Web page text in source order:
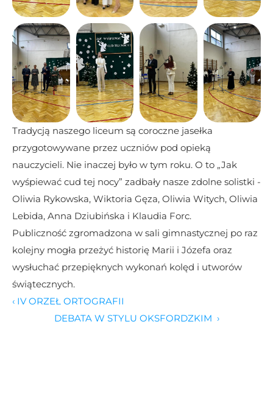
Tradycją naszego liceum są coroczne jasełka
przygotowywane przez uczniów pod opieką
nauczycieli. Nie inaczej było w tym roku. O to „Jak
wyśpiewać cud tej nocy” zadbały nasze zdolne solistki -
Oliwia Rykowska, Wiktoria Gęza, Oliwia Witych, Oliwia
Lebida, Anna Dziubińska i Klaudia Forc.
Publiczność zgromadzona w sali gimnastycznej po raz
kolejny mogła przeżyć historię Marii i Józefa oraz
wysłuchać przepięknych wykonań kolęd i utworów
świątecznych.
‹ IV ORZEŁ ORTOGRAFII
DEBATA W STYLU OKSFORDZKIM  ›